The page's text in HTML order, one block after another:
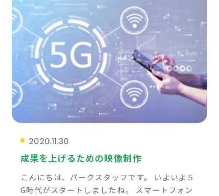
の […]
2020.11.30
成果を上げるための映像制作
こんにちは、パークスタッフです。 いよいよ５
G時代がスタートしましたね。 スマートフォン